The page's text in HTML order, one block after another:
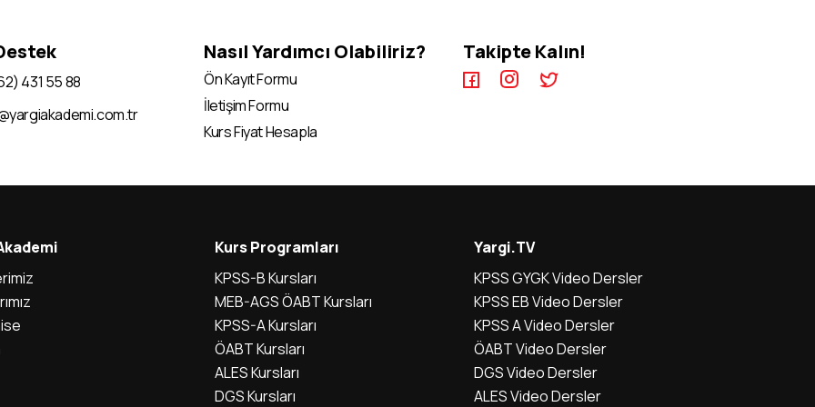
431 55 88
Nasıl Yardımcı Olabiliriz?
Ön Kayıt Formu
İletişim Formu
Kurs Fiyat Hesapla
Takipte Kalın!
Kurs Programları
KPSS-B Kursları
MEB-AGS ÖABT Kursları
KPSS-A Kursları
ÖABT Kursları
ALES Kursları
DGS Kursları
Yargi.TV
KPSS GYGK Video Dersler
KPSS EB Video Dersler
KPSS A Video Dersler
ÖABT Video Dersler
DGS Video Dersler
ALES Video Dersler